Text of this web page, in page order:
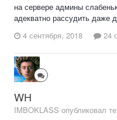
на сервере админы
адекватно рассудить даже
4 сентября, 2018
24
WH
IMBOKLASS опубликовал